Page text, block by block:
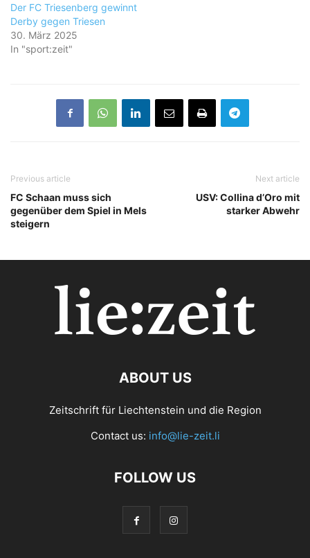
Der FC Triesenberg gewinnt
Derby gegen Triesen
30. März 2025
In "sport:zeit"
Previous article
FC Schaan muss sich
gegenüber dem Spiel in Mels
steigern
Next article
USV: Collina d’Oro mit
starker Abwehr
ABOUT US
Zeitschrift für Liechtenstein und die Region
Contact us: info@lie-zeit.li
FOLLOW US